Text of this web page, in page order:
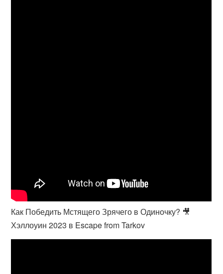
Как Победить Мстящего Зрячего в Одиночку? 🎥
Хэллоуин 2023 в Escape from Tarkov